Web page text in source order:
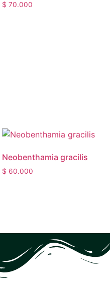
$ 70.000
Neobenthamia gracilis
$ 60.000